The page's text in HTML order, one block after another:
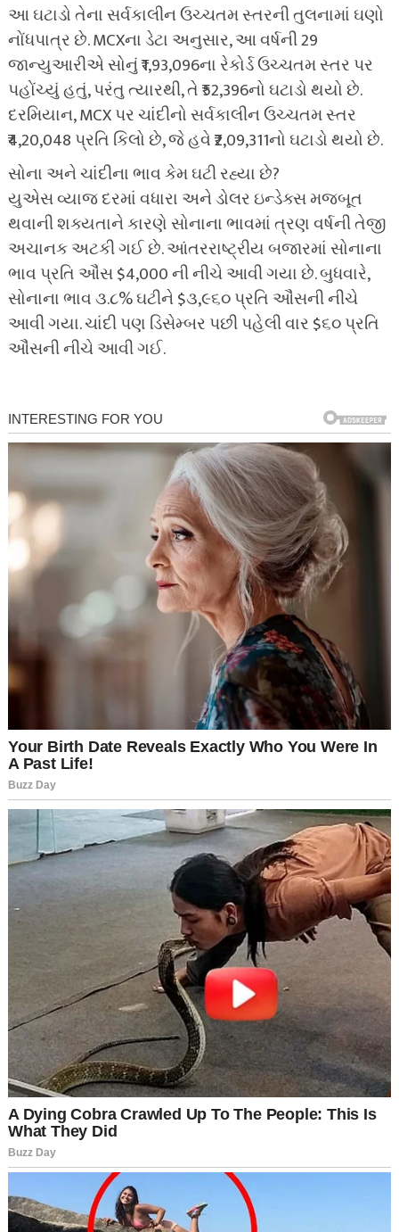
આ ઘટાડો તેના સર્વકાલીન ઉચ્ચતમ સ્તરની તુલનામાં ઘણો
નોંધપાત્ર છે. MCXના ડેટા અનુસાર, આ વર્ષની 29
જાન્યુઆરીએ સોનું ₹1,93,096ના રેકોર્ડ ઉચ્ચતમ સ્તર પર
પહોંચ્યું હતું, પરંતુ ત્યારથી, તે ₹52,396નો ઘટાડો થયો છે.
દરમિયાન, MCX પર ચાંદીનો સર્વકાલીન ઉચ્ચતમ સ્તર
₹4,20,048 પ્રતિ કિલો છે, જે હવે ₹2,09,311નો ઘટાડો થયો છે.
સોના અને ચાંદીના ભાવ કેમ ઘટી રહ્યા છે?
યુએસ વ્યાજ દરમાં વધારા અને ડોલર ઇન્ડેક્સ મજબૂત
થવાની શક્યતાને કારણે સોનાના ભાવમાં ત્રણ વર્ષની તેજી
અચાનક અટકી ગઈ છે. આંતરરાષ્ટ્રીય બજારમાં સોનાના
ભાવ પ્રતિ ઔંસ $4,000 ની નીચે આવી ગયા છે. બુધવારે,
સોનાના ભાવ ૩.૮% ઘટીને $૩,૯૬૦ પ્રતિ ઔંસની નીચે
આવી ગયા. ચાંદી પણ ડિસેમ્બર પછી પહેલી વાર $૬૦ પ્રતિ
ઔંસની નીચે આવી ગઈ.